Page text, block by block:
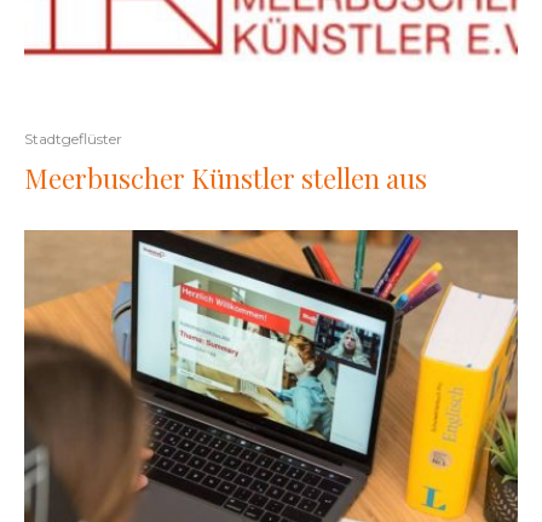
Stadtgeflüster
Meerbuscher Künstler stellen aus